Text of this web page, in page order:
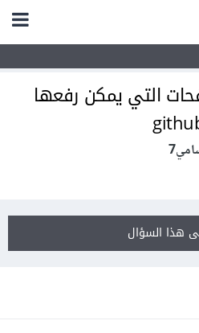
التي يمكن رفعها
هذا السؤال